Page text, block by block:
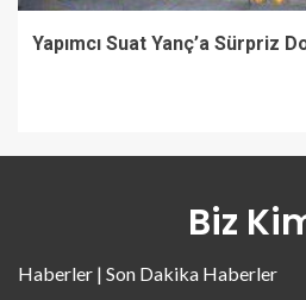
Yapımcı Suat Yanç’a Sürpriz
Biz
Haberler | Son Dakika Haberler